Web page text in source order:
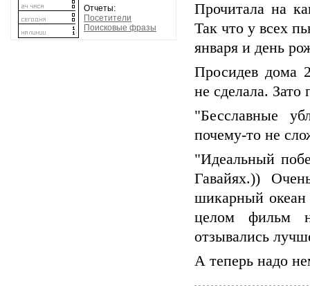
Отчеты:
Посетители
Поисковые фразы
Прочитала на
Так что у всех
января и день
Просидев дома
не сделала.
"Бесславные
почему-то не
"Идеальный
Гавайях.))
шикарный океан
целом фильм
отзывались
А теперь надо